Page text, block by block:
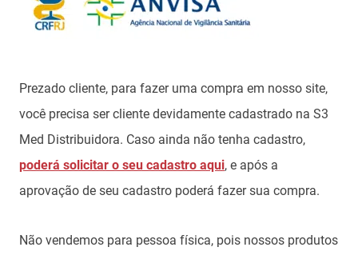
Prezado cliente, para fazer uma compra em nosso site,
você precisa ser cliente devidamente cadastrado na S3
Med Distribuidora. Caso ainda não tenha cadastro,
poderá solicitar o seu cadastro aqui, e após a
aprovação de seu cadastro poderá fazer sua compra.
Não vendemos para pessoa física, pois nossos produtos